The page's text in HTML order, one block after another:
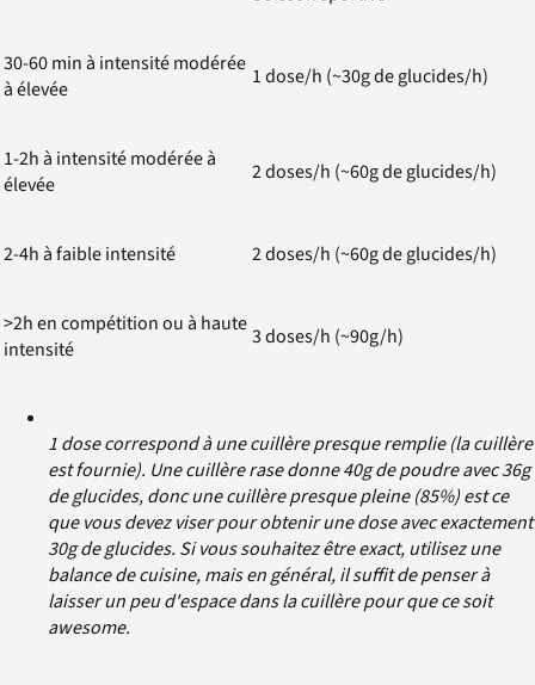
30-60 min à intensité modérée
à élevée
1 dose/h (~30g de glucides/h)
1-2h à intensité modérée à
élevée
2 doses/h (~60g de glucides/h)
2-4h à faible intensité 2 doses/h (~60g de glucides/h)
>2h en compétition ou à haute
intensité
3 doses/h (~90g/h)
1 dose correspond à une cuillère presque remplie (la cuillère
est fournie). Une cuillère rase donne 40g de poudre avec 36g
de glucides, donc une cuillère presque pleine (85%) est ce
que vous devez viser pour obtenir une dose avec exactement
30g de glucides. Si vous souhaitez être exact, utilisez une
balance de cuisine, mais en général, il suffit de penser à
laisser un peu d'espace dans la cuillère pour que ce soit
awesome.